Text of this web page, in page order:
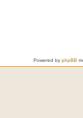
Powered by phpBB